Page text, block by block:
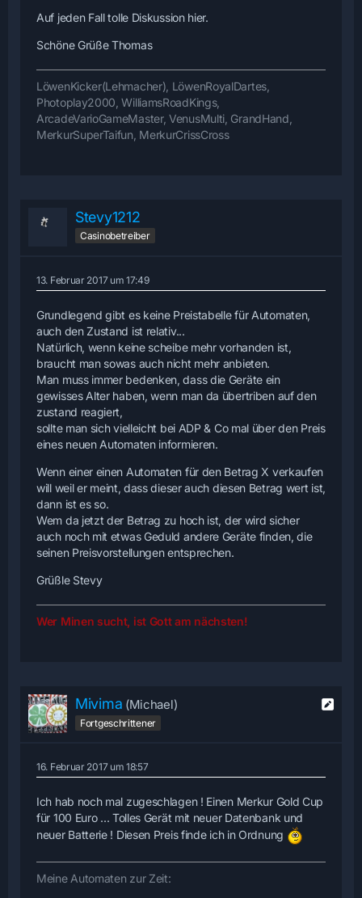
Auf jeden Fall tolle Diskussion hier.
Schöne Grüße Thomas
LöwenKicker(Lehmacher), LöwenRoyalDartes,
Photoplay2000, WilliamsRoadKings,
ArcadeVarioGameMaster, VenusMulti, GrandHand,
MerkurSuperTaifun, MerkurCrissCross
Stevy1212
Casinobetreiber
13. Februar 2017 um 17:49
Grundlegend gibt es keine Preistabelle für Automaten,
auch den Zustand ist relativ...
Natürlich, wenn keine scheibe mehr vorhanden ist,
braucht man sowas auch nicht mehr anbieten.
Man muss immer bedenken, dass die Geräte ein
gewisses Alter haben, wenn man da übertriben auf den
zustand reagiert,
sollte man sich vielleicht bei ADP & Co mal über den Preis
eines neuen Automaten informieren.
Wenn einer einen Automaten für den Betrag X verkaufen
will weil er meint, dass dieser auch diesen Betrag wert ist,
dann ist es so.
Wem da jetzt der Betrag zu hoch ist, der wird sicher
auch noch mit etwas Geduld andere Geräte finden, die
seinen Preisvorstellungen entsprechen.
Grüßle Stevy
Wer Minen sucht, ist Gott am nächsten!
Mivima (Michael)
Fortgeschrittener
16. Februar 2017 um 18:57
Ich hab noch mal zugeschlagen ! Einen Merkur Gold Cup
für 100 Euro ... Tolles Gerät mit neuer Datenbank und
neuer Batterie ! Diesen Preis finde ich in Ordnung
Meine Automaten zur Zeit: